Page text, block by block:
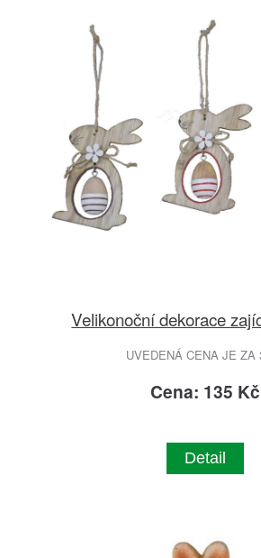
Velikonoční dekorace
UVEDENÁ CENA JE ZA
Cena: 135 Kč
Detail